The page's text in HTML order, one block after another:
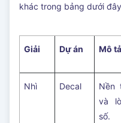
khác trong bảng dưới
Giải Dự án Mô tả
Nhì Decal
Nền
và
số.